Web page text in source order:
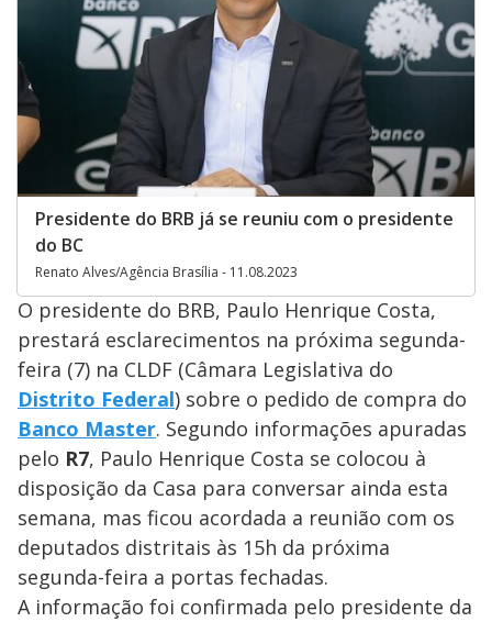
Presidente do BRB já se reuniu com o presidente
do BC
Renato Alves/Agência Brasília - 11.08.2023
O presidente do BRB, Paulo Henrique Costa,
prestará esclarecimentos na próxima segunda-
feira (7) na CLDF (Câmara Legislativa do
Distrito Federal) sobre o pedido de compra do
Banco Master. Segundo informações apuradas
pelo R7, Paulo Henrique Costa se colocou à
disposição da Casa para conversar ainda esta
semana, mas ficou acordada a reunião com os
deputados distritais às 15h da próxima
segunda-feira a portas fechadas.
A informação foi confirmada pelo presidente da